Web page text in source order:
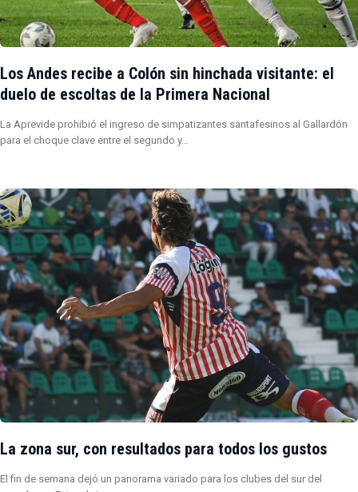
Los Andes recibe a Colón sin hinchada visitante: el
duelo de escoltas de la Primera Nacional
La Aprevide prohibió el ingreso de simpatizantes santafesinos al Gallardón
para el choque clave entre el segundo y…
La zona sur, con resultados para todos los gustos
El fin de semana dejó un panorama variado para los clubes del sur del